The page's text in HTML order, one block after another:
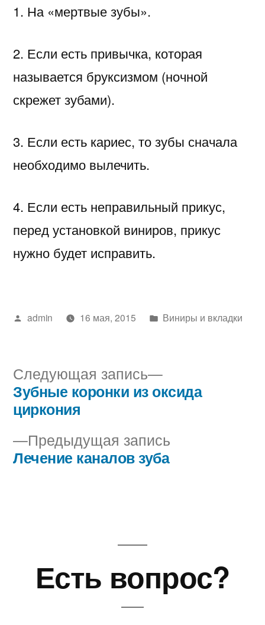
1. На «мертвые зубы».
2. Если есть привычка, которая
называется бруксизмом (ночной
скрежет зубами).
3. Если есть кариес, то зубы сначала
необходимо вылечить.
4. Если есть неправильный прикус,
перед установкой виниров, прикус
нужно будет исправить.
Написано
admin 16 мая, 2015
Написано
Виниры и вкладки
Навигация
записям
Предыдущая запись
Лечение каналов зуба
Следующая запись
Следующая
запись:
Зубные коронки из оксида
циркония
Есть вопрос?